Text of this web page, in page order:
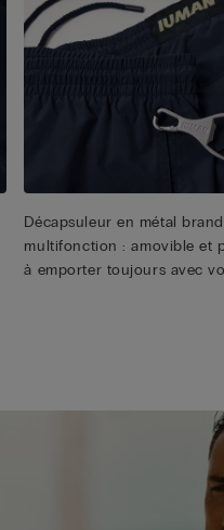
Décapsuleur en métal
multifonction : amovible et
à emporter toujours avec